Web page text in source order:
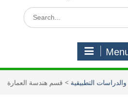
Search
for:
التطبيقية > قسم هندسة العمارة